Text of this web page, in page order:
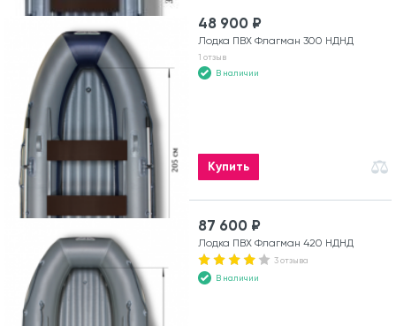
48 900 ₽
Лодка ПВХ Флагман 300 НДНД
1 отзыв
В наличии
Купить
87 600 ₽
Лодка ПВХ Флагман 420 НДНД
3 отзыва
В наличии